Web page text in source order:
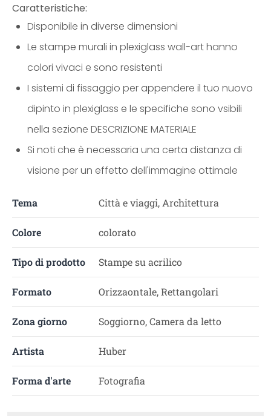
Caratteristiche:
Disponibile in diverse dimensioni
Le stampe murali in plexiglass wall-art hanno
colori vivaci e sono resistenti
I sistemi di fissaggio per appendere il tuo nuovo
dipinto in plexiglass e le specifiche sono vsibili
nella sezione DESCRIZIONE MATERIALE
Si noti che è necessaria una certa distanza di
visione per un effetto dell'immagine ottimale
Tema Città e viaggi, Architettura
Colore colorato
Tipo di prodotto Stampe su acrilico
Formato Orizzaontale, Rettangolari
Zona giorno Soggiorno, Camera da letto
Artista Huber
Forma d'arte Fotografia